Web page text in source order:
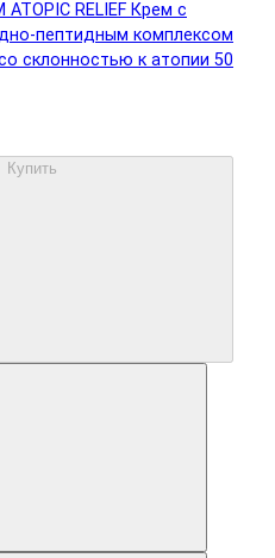
ATOPIC RELIEF Крем с
пептидным комплексом
склонностью к атопии 50
Купить